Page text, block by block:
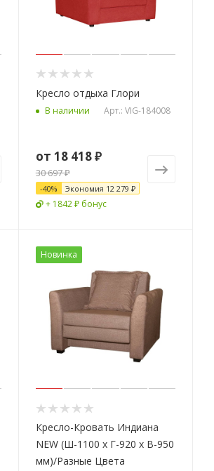
Кресло отдыха Глори
В наличии Арт.: VIG-184008
от 18 418 ₽
30 697 ₽
-40% Экономия 12 279 ₽
+ 1842 ₽ бонус
Новинка
Кресло-Кровать Индиана
NEW (Ш-1100 х Г-920 х В-950
мм)/Разные Цвета